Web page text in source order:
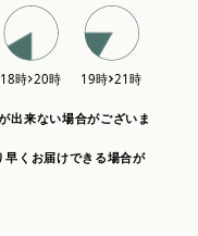
出来ない場合がございま
早くお届けできる場合が